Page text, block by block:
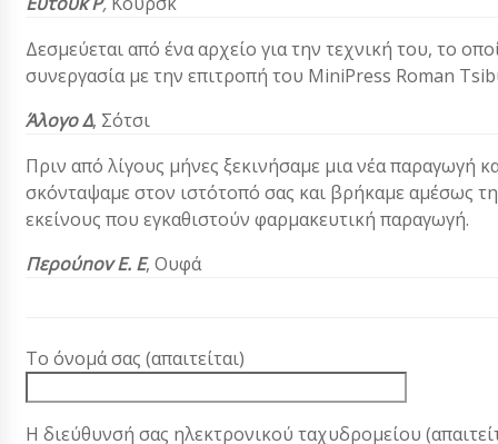
Δεσμεύεται από ένα αρχείο για την τεχνική του, το
συνεργασία με την επιτροπή του MiniPress Roman
Άλογο Δ, Σότσι
Πριν από λίγους μήνες ξεκινήσαμε μια νέα παραγωγή
σκόνταψαμε στον ιστότοπό σας και βρήκαμε αμέσως
εκείνους που εγκαθιστούν φαρμακευτική παραγωγή.
Περούnov Ε. Ε, Ουφά
Το όνομά σας (απαιτείται)
Η διεύθυνσή σας ηλεκτρονικού ταχυδρομείου